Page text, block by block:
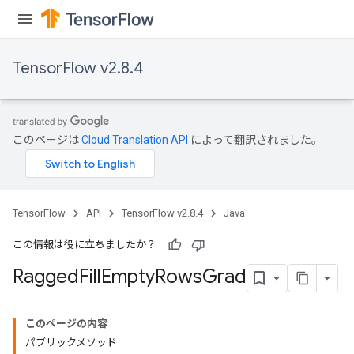
TensorFlow v2.8.4
このページはCloud Translation API によって翻訳されました。
TensorFlow API TensorFlow v2.8.4 Java
この情報は役に立ちましたか？
RaggedFillEmptyRowsGrad
このページの内容
パブリックメソッド